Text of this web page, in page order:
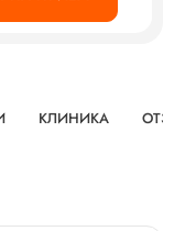
КЛИНИКА